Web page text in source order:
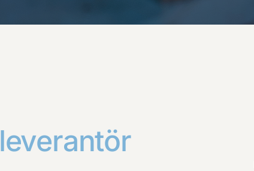
leverantör